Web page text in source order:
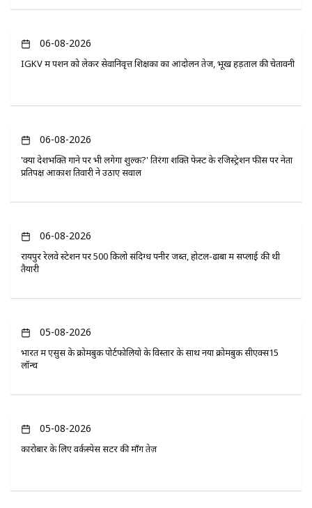
06-08-2026
IGKV में पेंशन को लेकर सेवानिवृत्त शिक्षकों का आंदोलन तेज, भूख हड़ताल की चेतावनी
06-08-2026
'क्या देशभक्ति गाने पर भी लगेगा शुल्क?' तिरंगा शक्ति फेस्ट के रजिस्ट्रेशन फीस पर नेता
प्रतिपक्ष आकाश तिवारी ने उठाए सवाल
06-08-2026
रायपुर रेलवे स्टेशन पर 500 किलो संदिग्ध पनीर जब्त, होटल-ढाबों में सप्लाई की थी
तैयारी
05-08-2026
भारत में एसुस के क्रोमबुक पोर्टफोलियो के विस्तार के साथ नया क्रोमबुक सीएक्स15
लॉन्च
05-08-2026
कारोबार के लिए वर्कस्पेस सेंटर की माँग तेज़